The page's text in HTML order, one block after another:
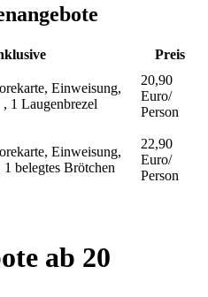
Preis
Einweisung,
1 Laugenbrezel
20,90
Euro/
Person
Einweisung,
belegtes Brötchen
22,90
Euro/
Person
ab 20